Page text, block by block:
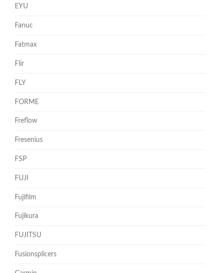
EYU
Fanuc
Fatmax
Flir
FLY
FORME
Freflow
Fresenius
FSP
FUJI
Fujifilm
Fujikura
FUJITSU
Fusionsplicers